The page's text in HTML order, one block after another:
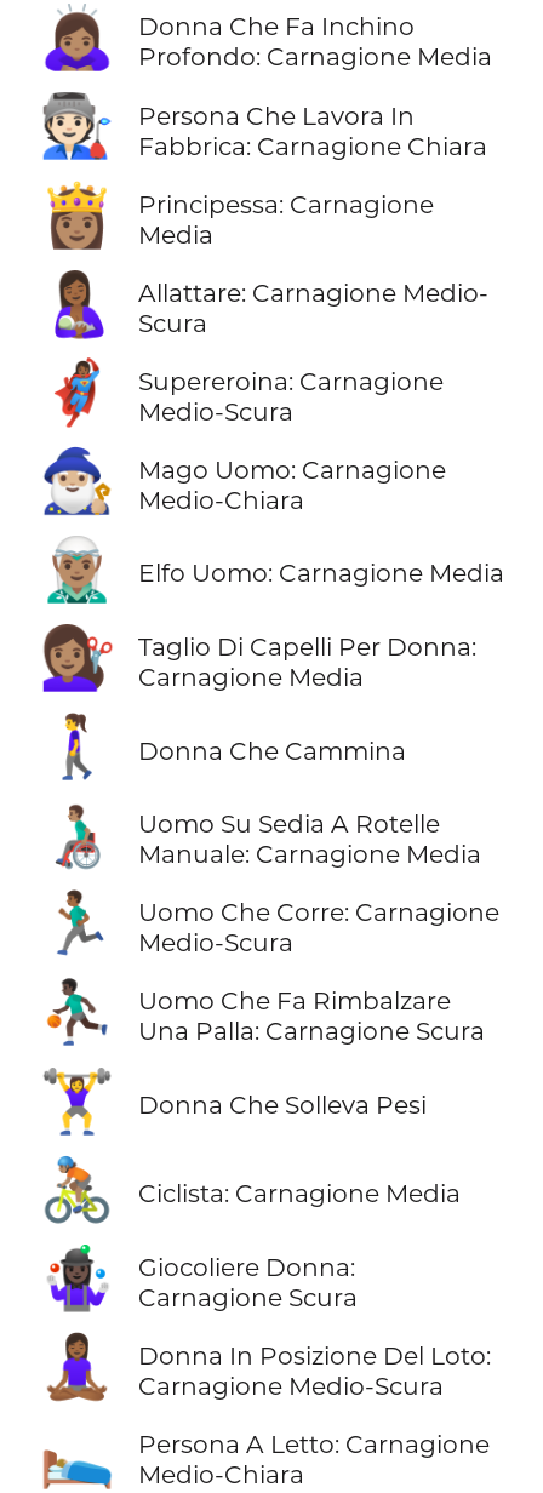
🙇🏽‍♀️
Donna Che Fa Inchino
Profondo: Carnagione Media
🧑🏻‍🏭
Persona Che Lavora In
Fabbrica: Carnagione Chiara
👸🏽
Principessa: Carnagione
Media
🤱🏾
Allattare: Carnagione Medio-
Scura
🦸🏾‍♀️
Supereroina: Carnagione
Medio-Scura
🧙🏼‍♂️
Mago Uomo: Carnagione
Medio-Chiara
🧝🏽‍♂️ Elfo Uomo: Carnagione Media
💇🏽‍♀️
Taglio Di Capelli Per Donna:
Carnagione Media
🚶‍♀️ Donna Che Cammina
👨🏽‍🦽
Uomo Su Sedia A Rotelle
Manuale: Carnagione Media
🏃🏾‍♂️
Uomo Che Corre: Carnagione
Medio-Scura
⛹🏿‍♂️
Uomo Che Fa Rimbalzare
Una Palla: Carnagione Scura
🏋️‍♀️ Donna Che Solleva Pesi
🚴🏽 Ciclista: Carnagione Media
🤹🏿‍♀️
Giocoliere Donna:
Carnagione Scura
🧘🏾‍♀️
Donna In Posizione Del Loto:
Carnagione Medio-Scura
🛌🏼
Persona A Letto: Carnagione
Medio-Chiara